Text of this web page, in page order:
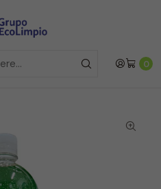
0
medio día de
a traves de Bluexpress
y Estética
Wk-117 - 1 Litro